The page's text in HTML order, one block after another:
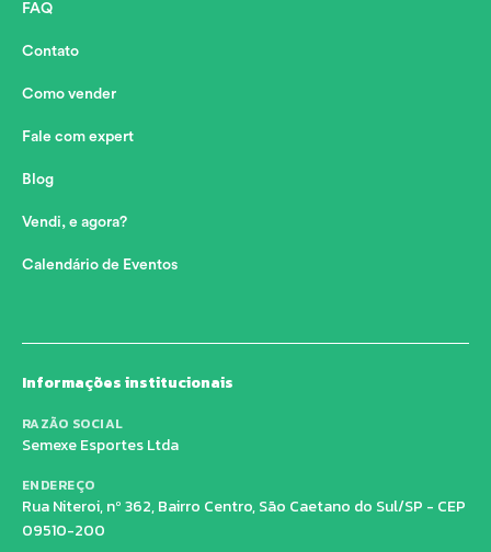
FAQ
Contato
Como vender
Fale com expert
Blog
Vendi, e agora?
Calendário de Eventos
Informações institucionais
RAZÃO SOCIAL
Semexe Esportes Ltda
ENDEREÇO
Rua Niteroi, nº 362, Bairro Centro, São Caetano do Sul/SP - CEP
09510-200